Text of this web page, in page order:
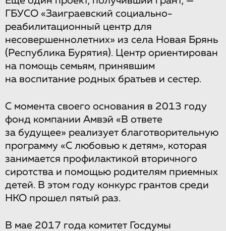
ГБУСО «Заиграевский социально-
реабилитационный центр для
несовершеннолетних» из села Новая Брянь
(Республика Бурятия). Центр ориентирован
на помощь семьям, принявшим
на воспитание родных братьев и сестер.
С момента своего основания в 2013 году
фонд компании Амвэй «В ответе
за будущее» реализует благотворительную
программу «С любовью к детям», которая
занимается профилактикой вторичного
сиротства и помощью родителям приемных
детей. В этом году конкурс грантов среди
НКО прошел пятый раз.
В мае 2017 года комитет Госдумы